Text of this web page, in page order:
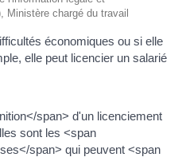
Ministère chargé du travail
économiques ou si elle
elle peut licencier un salarié
span> d'un licenciement
sont les <span
span> qui peuvent <span